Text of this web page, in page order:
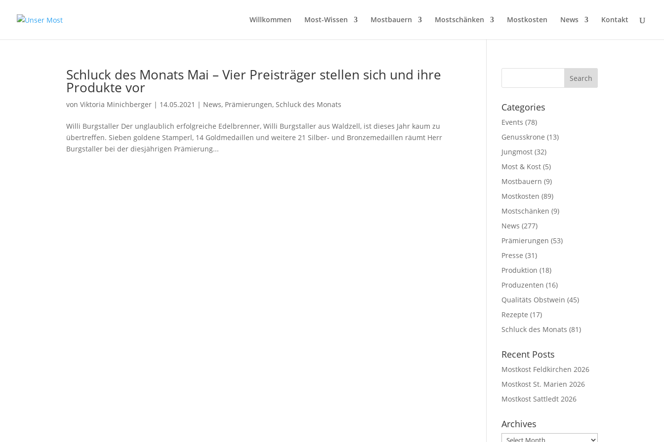
Willkommen Most-Wissen Mostbauern Mostschänken Mostkosten News Kontakt
Schluck des Monats Mai – Vier Preisträger stellen sich und ihre
Produkte vor
vonViktoria Minichberger | 14.05.2021 | News, Prämierungen,Schluck des Monats
Willi Burgstaller Der unglaublich erfolgreiche Edelbrenner, Willi Burgstaller aus Waldzell, ist dieses Jahr kaum zu
übertreffen. Sieben goldene Stamperl, 14 Goldmedaillen und weitere 21 Silber- und Bronzemedaillen räumt Herr
Burgstaller bei der diesjährigen Prämierung...
Categories
Events (78)
Genusskrone (13)
Jungmost (32)
Most & Kost (5)
Mostbauern (9)
Mostkosten (89)
Mostschänken (9)
News (277)
Prämierungen (53)
Presse (31)
Produktion (18)
Produzenten (16)
Qualitäts Obstwein (45)
Rezepte (17)
Schluck des Monats (81)
Recent Posts
Mostkost Feldkirchen 2026
Mostkost St. Marien 2026
Mostkost Sattledt 2026
Archives
Archives